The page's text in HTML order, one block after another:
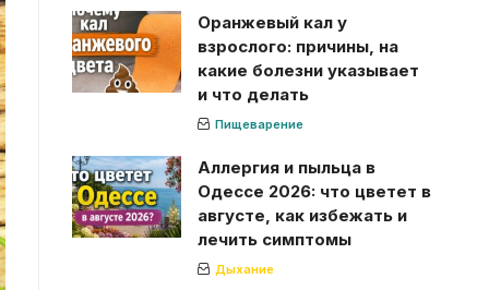
Оранжевый кал у
взрослого: причины, на
какие болезни указывает
и что делать
Пищеварение
Аллергия и пыльца в
Одессе 2026: что цветет в
августе, как избежать и
лечить симптомы
Дыхание